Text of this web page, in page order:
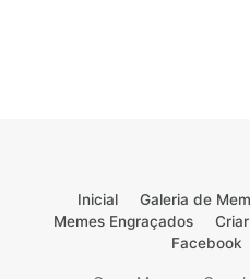
Inicial Galeria de
Memes Engraçados
Facebook